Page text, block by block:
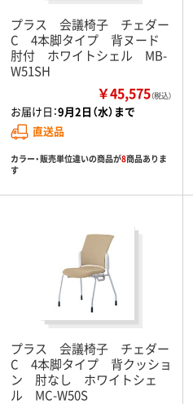
プラス 会議椅子 チェダー
C 4本脚タイプ 背ヌード
肘付 ホワイトシェル MB-
W51SH
￥45,575（税込）
お届け日：9月2日（水）まで
直送品
カラー・販売単位違いの商品が8商品ありま
す
プラス 会議椅子 チェダー
C 4本脚タイプ 背クッショ
ン 肘なし ホワイトシェ
ル MC-W50S